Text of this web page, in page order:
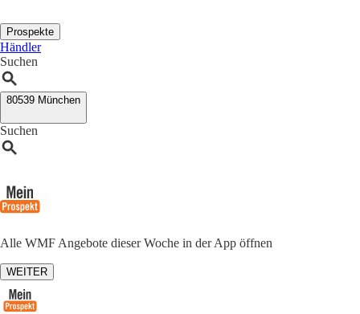
Prospekte
Händler
Suchen
80539 München
Suchen
Alle WMF Angebote dieser Woche in der App öffnen
WEITER